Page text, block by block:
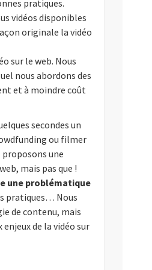
pratiques.
vidéos disponibles
originale la vidéo
sur le web. Nous
nous abordons des
et à moindre coût
secondes un
ou filmer
une
mais pas que !
une problématique
pratiques… Nous
de contenu, mais
de la vidéo sur